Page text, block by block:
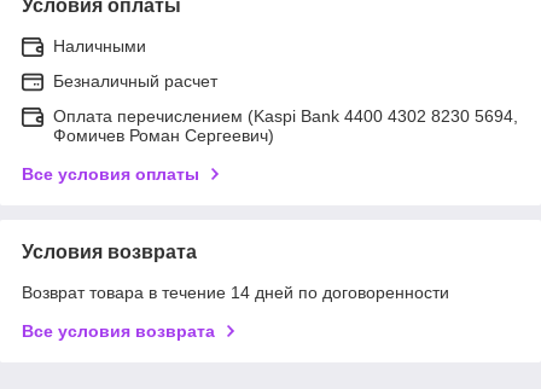
Условия оплаты
Наличными
Безналичный расчет
Оплата перечислением (Kaspi Bank 4400 4302 8230 5694,
Фомичев Роман Сергеевич)
Все условия оплаты
Условия возврата
Возврат товара в течение 14 дней по договоренности
Все условия возврата